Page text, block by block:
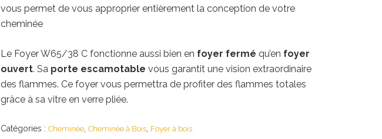
vous permet de vous approprier entièrement la conception de votre
cheminée
Le Foyer W65/38 C fonctionne aussi bien en foyer fermé qu’en foyer
ouvert. Sa porte escamotable vous garantit une vision extraordinaire
des flammes. Ce foyer vous permettra de profiter des flammes totales
grâce à sa vitre en verre pliée.
Catégories : Cheminée, Cheminée à Bois, Foyer à bois